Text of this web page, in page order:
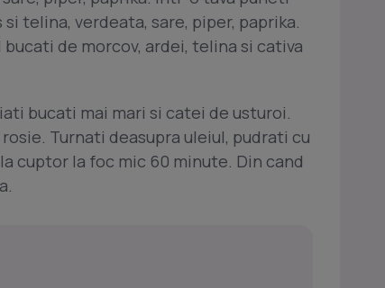
telina, verdeata, sare, piper, paprika.
de morcov, ardei, telina si cativa
bucati mai mari si catei de usturoi.
Turnati deasupra uleiul, pudrati cu
cuptor la foc mic 60 minute. Din cand